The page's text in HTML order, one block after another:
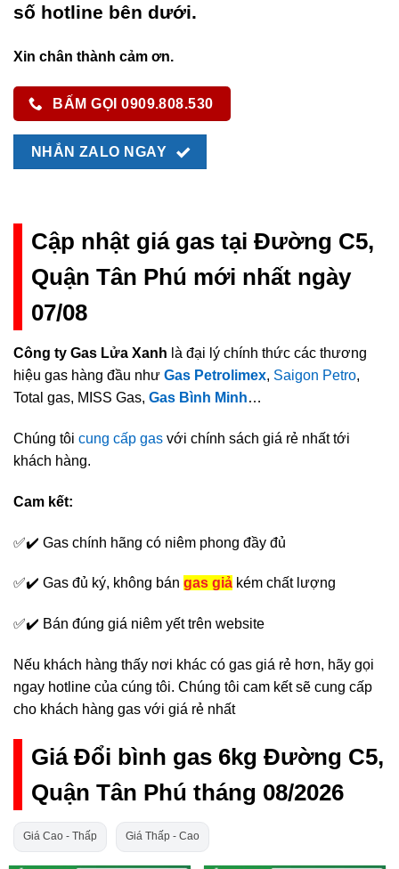
số hotline bên dưới.
Xin chân thành cảm ơn.
BẤM GỌI 0909.808.530
NHẮN ZALO NGAY
Cập nhật giá gas tại Đường C5,
Quận Tân Phú mới nhất ngày
07/08
Công ty Gas Lửa Xanh là đại lý chính thức các thương
hiệu gas hàng đầu như Gas Petrolimex, Saigon Petro,
Total gas, MISS Gas, Gas Bình Minh…
Chúng tôi cung cấp gas với chính sách giá rẻ nhất tới
khách hàng.
Cam kết:
✅✔️ Gas chính hãng có niêm phong đầy đủ
✅✔️ Gas đủ ký, không bán gas giả kém chất lượng
✅✔️ Bán đúng giá niêm yết trên website
Nếu khách hàng thấy nơi khác có gas giá rẻ hơn, hãy gọi
ngay hotline của cúng tôi. Chúng tôi cam kết sẽ cung cấp
cho khách hàng gas với giá rẻ nhất
Giá Đổi bình gas 6kg Đường C5,
Quận Tân Phú tháng 08/2026
Giá Cao - Thấp Giá Thấp - Cao